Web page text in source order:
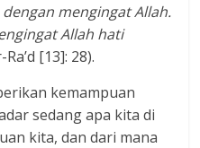
mengingat Allah.
Allah hati
[13]: 28).
kemampuan
sedang apa kita di
kita, dan dari mana